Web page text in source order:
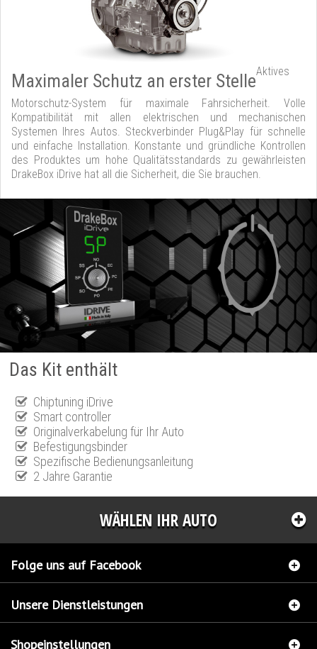
Maximaler Schutz an erster StelleAktives
Motorschutz-System für maximale Fahrsicherheit. Volle
Kompatibilität mit allen elektrischen und mechanischen
Systemen Ihres Autos. Steckverbinder Plug&Play für schnelle
und einfache Installation. Konstante und gründliche Kontrollen
des Produktes um hohe Qualitätsstandards zu gewährleisten
DrakeBox iDrive hat all die Sicherheit, die Sie brauchen.
Das Kit enthält
Chiptuning iDrive
Smart controller
Originalverkabelung für Ihr Auto
Befestigungsbinder
Spezifische Bedienungsanleitung
2 Jahre Garantie
WÄHLEN IHR AUTO
Folge uns auf Facebook
Unsere Dienstleistungen
Shopeinstellungen